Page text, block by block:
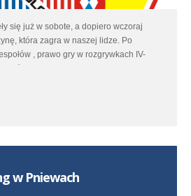
się już w sobote, a dopiero wczoraj
która zagra w naszej lidze. Po
, prawo gry w rozgrywkach IV-
w Pniewach